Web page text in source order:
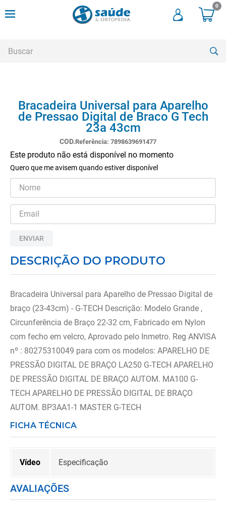
0
Bracadeira Universal para Aparelho
de Pressao Digital de Braco G Tech
23a 43cm
Referência: 7898639691477
Este produto não está disponível no momento
Quero que me avisem quando estiver disponível
ENVIAR
DESCRIÇÃO DO PRODUTO
Bracadeira Universal para Aparelho de Pressao Digital de
braço (23-43cm) - G-TECH Descrição: Modelo Grande ,
Circunferência de Braço 22-32 cm, Fabricado em Nylon
com fecho em velcro, Aprovado pelo Inmetro. Reg ANVISA
nº : 80275310049 para com os modelos: APARELHO DE
PRESSÃO DIGITAL DE BRAÇO LA250 G-TECH APARELHO
DE PRESSÃO DIGITAL DE BRAÇO AUTOM. MA100 G-
TECH APARELHO DE PRESSÃO DIGITAL DE BRAÇO
AUTOM. BP3AA1-1 MASTER G-TECH
FICHA TÉCNICA
Vídeo Especificação
AVALIAÇÕES
andadores
meia compressao
cadeira rodas
4º
cadeira higienica
5º
munique
muleta
10º ortese polegar punho